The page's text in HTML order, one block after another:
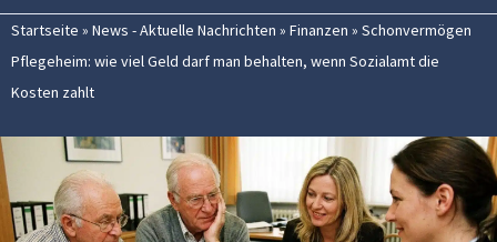
Startseite » News - Aktuelle Nachrichten » Finanzen » Schonvermögen
Pflegeheim: wie viel Geld darf man behalten, wenn Sozialamt die
Kosten zahlt